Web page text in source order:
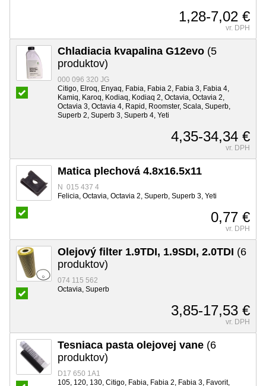
1,28-7,02 €
vr. DPH
Chladiacia kvapalina G12evo (5
produktov)
000 096 320 JG
Citigo, Elroq, Enyaq, Fabia, Fabia 2, Fabia 3, Fabia 4,
Kamiq, Karoq, Kodiaq, Kodiaq 2, Octavia, Octavia 2,
Octavia 3, Octavia 4, Rapid, Roomster, Scala, Superb,
Superb 2, Superb 3, Superb 4, Yeti
4,35-34,34 €
vr. DPH
Matica plechová 4.8x16.5x11
N 015 437 4
Felicia, Octavia, Octavia 2, Superb, Superb 3, Yeti
0,77 €
vr. DPH
Olejový filter 1.9TDI, 1.9SDI, 2.0TDI (6
produktov)
074 115 562
Octavia, Superb
3,85-17,53 €
vr. DPH
Tesniaca pasta olejovej vane (6
produktov)
D17 650 1A1
105, 120, 130, Citigo, Fabia, Fabia 2, Fabia 3, Favorit,